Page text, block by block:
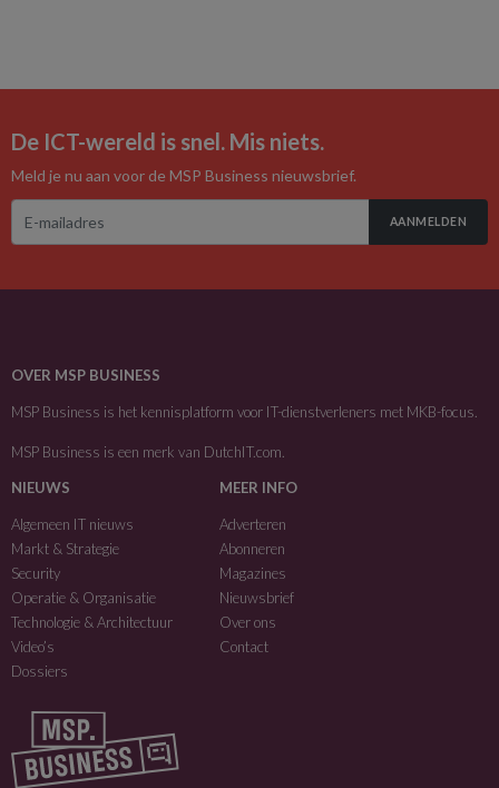
De ICT-wereld is snel. Mis niets.
Meld je nu aan voor de MSP Business nieuwsbrief.
AANMELDEN
OVER MSP BUSINESS
MSP Business is het kennisplatform voor IT-dienstverleners met MKB-focus.
MSP Business is een merk van DutchIT.com.
NIEUWS
Algemeen IT nieuws
Markt & Strategie
Security
Operatie & Organisatie
Technologie & Architectuur
Video’s
Dossiers
MEER INFO
Adverteren
Abonneren
Magazines
Nieuwsbrief
Over ons
Contact